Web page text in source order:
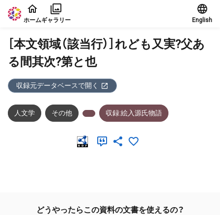
本文に飛ぶ
ホームギャラリー English
［本文領域（該当行）］れども又実?父あ
る間其次?第と也
収録元データベースで開く
人文学 その他 収録:絵入源氏物語
どうやったらこの資料の文書を使えるの？